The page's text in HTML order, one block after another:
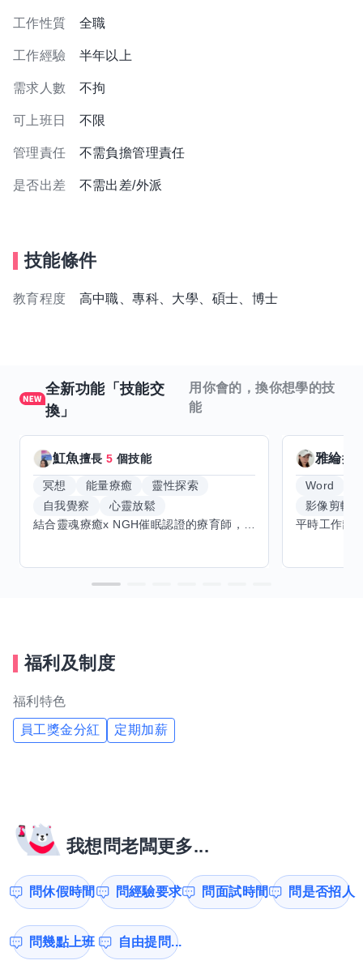
工作性質 全職
工作經驗 半年以上
需求人數 不拘
可上班日 不限
管理責任 不需負擔管理責任
是否出差 不需出差/外派
技能條件
教育程度 高中職、專科、大學、碩士、博士
全新功能「技能交
換」
用你會的，換你想學的技
能
魟魚擅長5 個技能
冥想 能量療癒
靈性探索
自我覺察
心靈放鬆
雅綸擅
Word
影像剪輯
福利及制度
福利特色
員工獎金分紅 定期加薪
我想問老闆更多...
問休假時間 問經驗要求 問面試時間 問是否招人
問幾點上班 自由提問...